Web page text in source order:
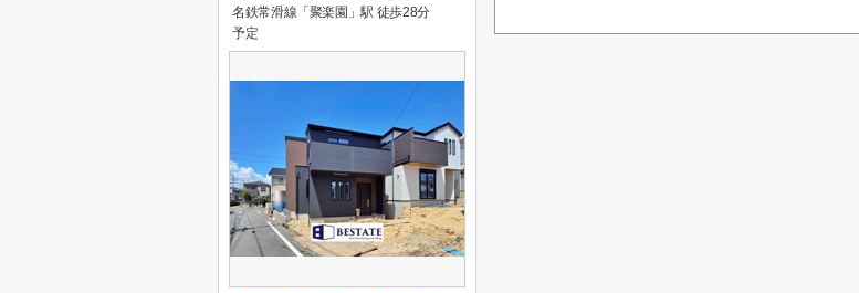
名鉄常滑線「聚楽園」駅 徒歩28分
予定